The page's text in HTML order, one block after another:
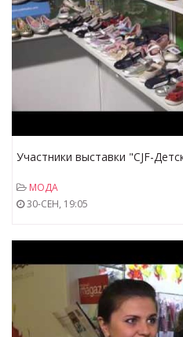
Участники выставки "CJF-
МОДА
30-СЕН, 19:05